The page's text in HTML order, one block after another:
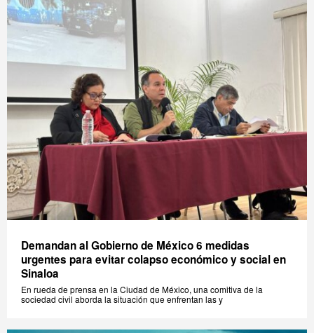
Demandan al Gobierno de México 6 medidas
urgentes para evitar colapso económico y social en
Sinaloa
En rueda de prensa en la Ciudad de México, una comitiva de la
sociedad civil aborda la situación que enfrentan las y